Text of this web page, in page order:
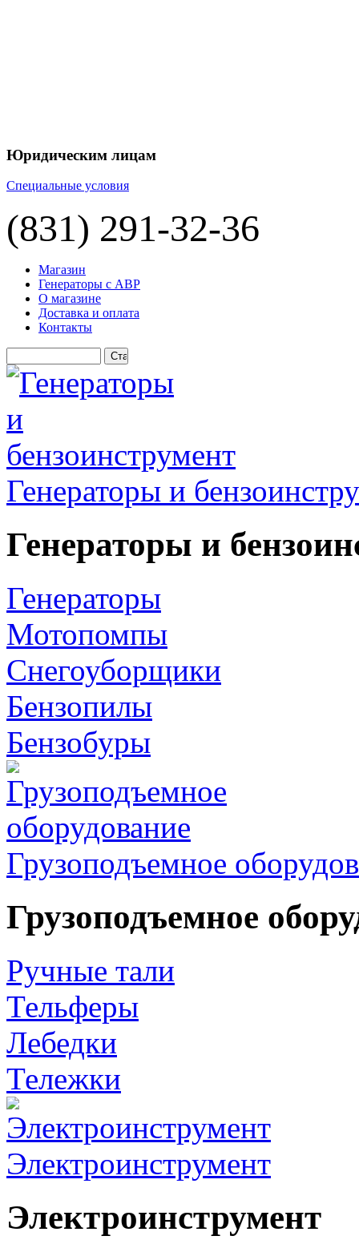
Юридическим лицам
Специальные условия
(831) 291-32-36
Магазин
Генераторы с АВР
О магазине
Доставка и оплата
Контакты
Генераторы и
Генераторы и
Генераторы
Мотопомпы
Снегоуборщики
Бензопилы
Бензобуры
Грузоподъемное
Грузоподъемное
Ручные тали
Тельферы
Лебедки
Тележки
Электроинструмент
Электроинструмент